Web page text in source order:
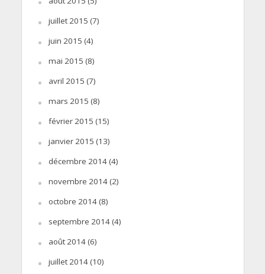
juillet 2015 (7)
juin 2015 (4)
mai 2015 (8)
avril 2015 (7)
mars 2015 (8)
février 2015 (15)
janvier 2015 (13)
décembre 2014(4)
novembre 2014(2)
octobre 2014(8)
septembre 2014(4)
août 2014(6)
juillet 2014(10)